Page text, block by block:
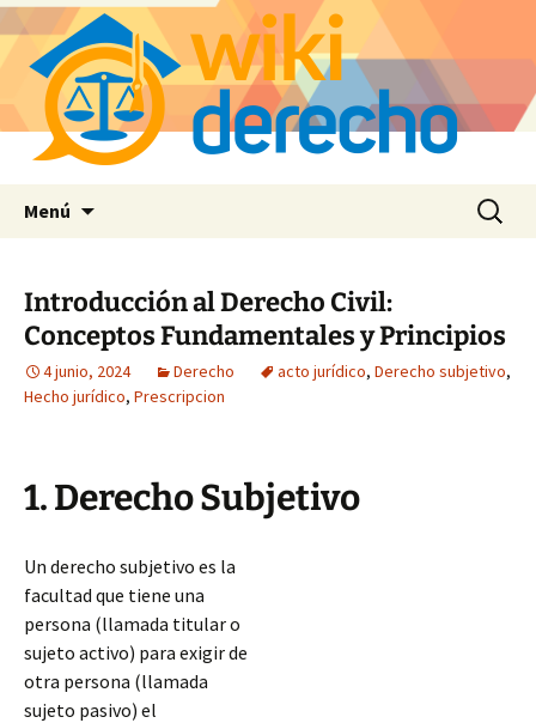
Menú Buscar:
Introducción al Derecho Civil:
Conceptos Fundamentales y Principios
4 junio, 2024 Derecho acto jurídico, Derecho subjetivo,
Hecho jurídico, Prescripcion
1. Derecho Subjetivo
Un derecho subjetivo es la
facultad que tiene una
persona (llamada titular o
sujeto activo) para exigir de
otra persona (llamada
sujeto pasivo) el